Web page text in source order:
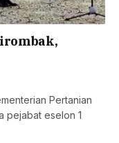
Pertanian
pejabat eselon 1